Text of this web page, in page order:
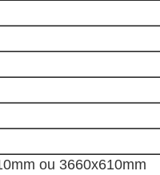
ou 3660x610mm